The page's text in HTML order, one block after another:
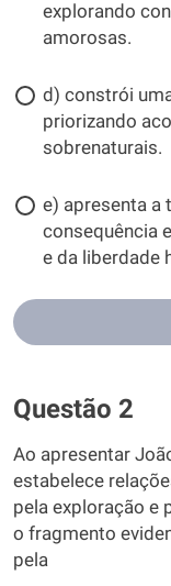
explorando
amorosas.
d) constrói
priorizando
sobrenaturais.
e) apresenta a
consequência
e da liberdade
Questão 2
Ao apresentar
estabelece
pela exploração e
o fragmento
pela